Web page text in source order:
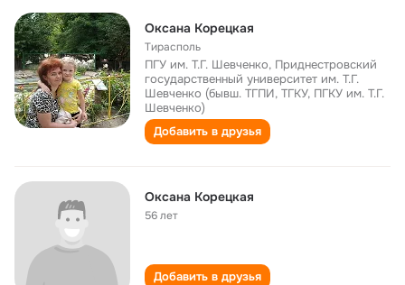
Оксана Корецкая
Тирасполь
ПГУ им. Т.Г. Шевченко, Приднестровский
государственный университет им. Т.Г.
Шевченко (бывш. ТГПИ, ТГКУ, ПГКУ им. Т.Г.
Шевченко)
Добавить в друзья
Оксана Корецкая
56 лет
Добавить в друзья